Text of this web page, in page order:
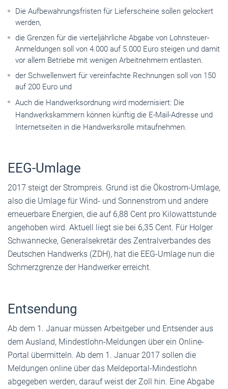
Die Aufbewahrungsfristen für Lieferscheine sollen gelockert
werden,
die Grenzen für die vierteljährliche Abgabe von Lohnsteuer-
Anmeldungen soll von 4.000 auf 5.000 Euro steigen und damit
vor allem Betriebe mit wenigen Arbeitnehmern entlasten.
der Schwellenwert für vereinfachte Rechnungen soll von 150
auf 200 Euro und
Auch die Handwerksordnung wird modernisiert: Die
Handwerkskammern können künftig die E-Mail-Adresse und
Internetseiten in die Handwerksrolle mitaufnehmen.
EEG-Umlage
2017 steigt der Strompreis. Grund ist die Ökostrom-Umlage,
also die Umlage für Wind- und Sonnenstrom und andere
erneuerbare Energien, die auf 6,88 Cent pro Kilowattstunde
angehoben wird. Aktuell liegt sie bei 6,35 Cent. Für Holger
Schwannecke, Generalsekretär des Zentralverbandes des
Deutschen Handwerks (ZDH), hat die EEG-Umlage nun die
Schmerzgrenze der Handwerker erreicht.
Entsendung
Ab dem 1. Januar müssen Arbeitgeber und Entsender aus
dem Ausland, Mindestlohn-Meldungen über ein Online-
Portal übermitteln. Ab dem 1. Januar 2017 sollen die
Meldungen online über das Meldeportal-Mindestlohn
abgegeben werden, darauf weist der Zoll hin. Eine Abgabe